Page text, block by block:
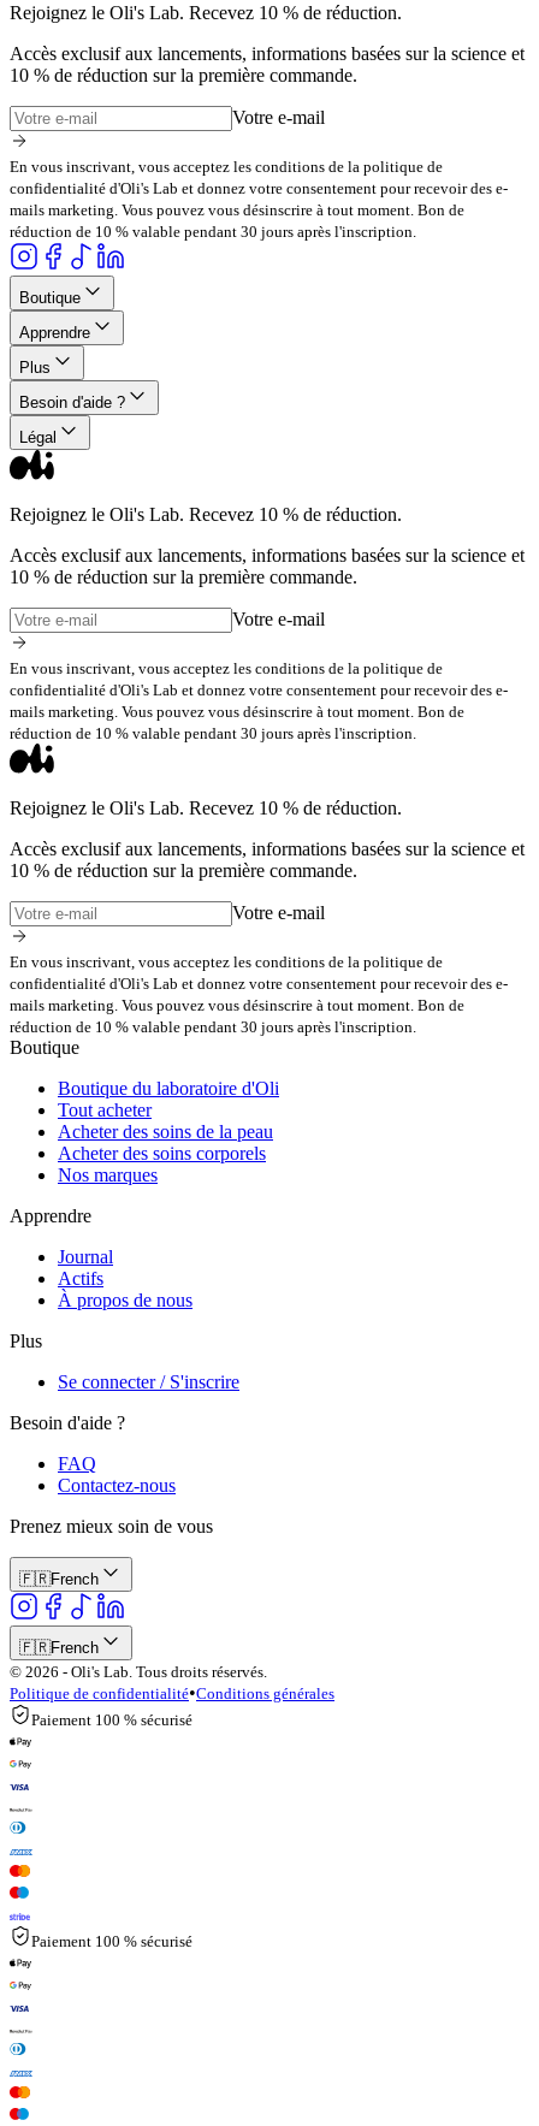
Rejoignez le Oli's Lab. Recevez 10 % de réduction.
Accès exclusif aux lancements, informations basées sur la science et
10 % de réduction sur la première commande.
Votre e-mail
En vous inscrivant, vous acceptez les conditions de la politique de
confidentialité d'Oli's Lab et donnez votre consentement pour recevoir des e-
mails marketing. Vous pouvez vous désinscrire à tout moment. Bon de
réduction de 10 % valable pendant 30 jours après l'inscription.
Boutique
Apprendre
Plus
Besoin d'aide ?
Légal
Rejoignez le Oli's Lab. Recevez 10 % de réduction.
Accès exclusif aux lancements, informations basées sur la science et
10 % de réduction sur la première commande.
Votre e-mail
En vous inscrivant, vous acceptez les conditions de la politique de
confidentialité d'Oli's Lab et donnez votre consentement pour recevoir des e-
mails marketing. Vous pouvez vous désinscrire à tout moment. Bon de
réduction de 10 % valable pendant 30 jours après l'inscription.
Rejoignez le Oli's Lab. Recevez 10 % de réduction.
Accès exclusif aux lancements, informations basées sur la science et
10 % de réduction sur la première commande.
Votre e-mail
En vous inscrivant, vous acceptez les conditions de la politique de
confidentialité d'Oli's Lab et donnez votre consentement pour recevoir des e-
mails marketing. Vous pouvez vous désinscrire à tout moment. Bon de
réduction de 10 % valable pendant 30 jours après l'inscription.
Boutique
Boutique du laboratoire d'Oli
Tout acheter
Acheter des soins de la peau
Acheter des soins corporels
Nos marques
Apprendre
Journal
Actifs
À propos de nous
Plus
Se connecter / S'inscrire
Besoin d'aide ?
FAQ
Contactez-nous
Prenez mieux soin de vous
🇫🇷French
🇫🇷French
© 2026 - Oli's Lab. Tous droits réservés.
Politique de confidentialité•Conditions générales
Paiement 100 % sécurisé
Paiement 100 % sécurisé